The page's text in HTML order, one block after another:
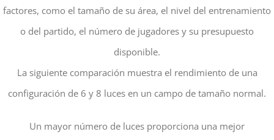
factores, como el tamaño de su área, el nivel del entrenamiento
o del partido, el número de jugadores y su presupuesto
disponible.
La siguiente comparación muestra el rendimiento de una
configuración de 6 y 8 luces en un campo de tamaño normal.
Un mayor número de luces proporciona una mejor